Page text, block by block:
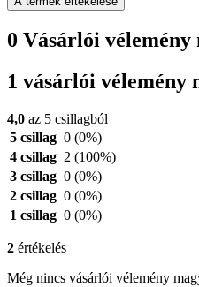
0 Vásárlói
1 vásárlói vélemény
4,0 az 5 csillagból
5 csillag 0 (0%)
4 csillag 2 (100%)
3 csillag 0 (0%)
2 csillag 0 (0%)
1 csillag 0 (0%)
2 értékelés
Még nincs vásárlói vélemény